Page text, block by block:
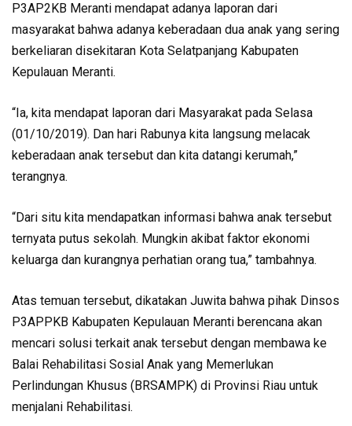
P3AP2KB Meranti mendapat adanya laporan dari
masyarakat bahwa adanya keberadaan dua anak yang sering
berkeliaran disekitaran Kota Selatpanjang Kabupaten
Kepulauan Meranti.
“Ia, kita mendapat laporan dari Masyarakat pada Selasa
(01/10/2019). Dan hari Rabunya kita langsung melacak
keberadaan anak tersebut dan kita datangi kerumah,”
terangnya.
“Dari situ kita mendapatkan informasi bahwa anak tersebut
ternyata putus sekolah. Mungkin akibat faktor ekonomi
keluarga dan kurangnya perhatian orang tua,” tambahnya.
Atas temuan tersebut, dikatakan Juwita bahwa pihak Dinsos
P3APPKB Kabupaten Kepulauan Meranti berencana akan
mencari solusi terkait anak tersebut dengan membawa ke
Balai Rehabilitasi Sosial Anak yang Memerlukan
Perlindungan Khusus (BRSAMPK) di Provinsi Riau untuk
menjalani Rehabilitasi.